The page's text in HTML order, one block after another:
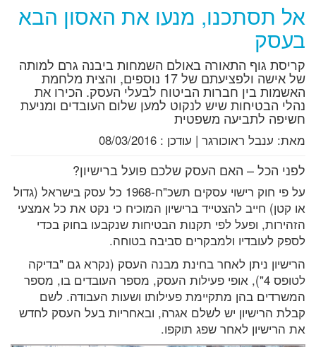
אל תסתכנו, מנעו את האסון הבא
בעסק
קריסת גוף התאורה באולם השמחות ביבנה גרם למותה
של אישה ולפציעתם של 17 נוספים, והצית מלחמת
האשמות בין חברות הביטוח לבעלי העסק. הכירו את
נהלי הבטיחות שיש לנקוט למען שלום העובדים ומניעת
חשיפה לתביעה משפטית
מאת: ענבל ראוכורגר | עודכן : 08/03/2016
לפני הכל – האם העסק שלכם פועל ברישיון?
על פי חוק רישוי עסקים תשכ"ח-1968 כל עסק בישראל (גדול
או קטן) חייב להצטייד ברישיון המוכיח כי נקט את כל אמצעי
הזהירות, ופעל לפי תקנות הבטיחות שנקבעו בחוק בכדי
לספק לעובדיו ולמבקרים סביבה בטוחה.
הרישיון ניתן לאחר בחינת מבנה העסק (נקרא גם "בדיקה
לטופס 4"), אופי פעילות העסק, מספר העובדים בו, מספר
המשרדים בהן מתקיימת פעילותו ושעות העבודה. לשם
קבלת הרישיון יש לשלם אגרה, ובאחריות בעל העסק לחדש
את הרישיון לאחר שפג תוקפו.